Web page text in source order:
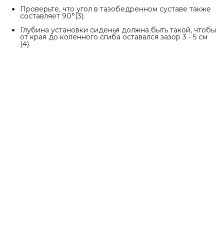
Проверьте, что угол в тазобедренном суставе также
составляет 90°(3).
Глубина установки сиденья должна быть такой, чтобы
от края до коленного сгиба оставался зазор 3 - 5 см
(4).